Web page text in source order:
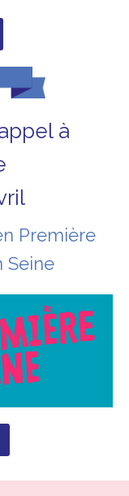
à
Première
Seine